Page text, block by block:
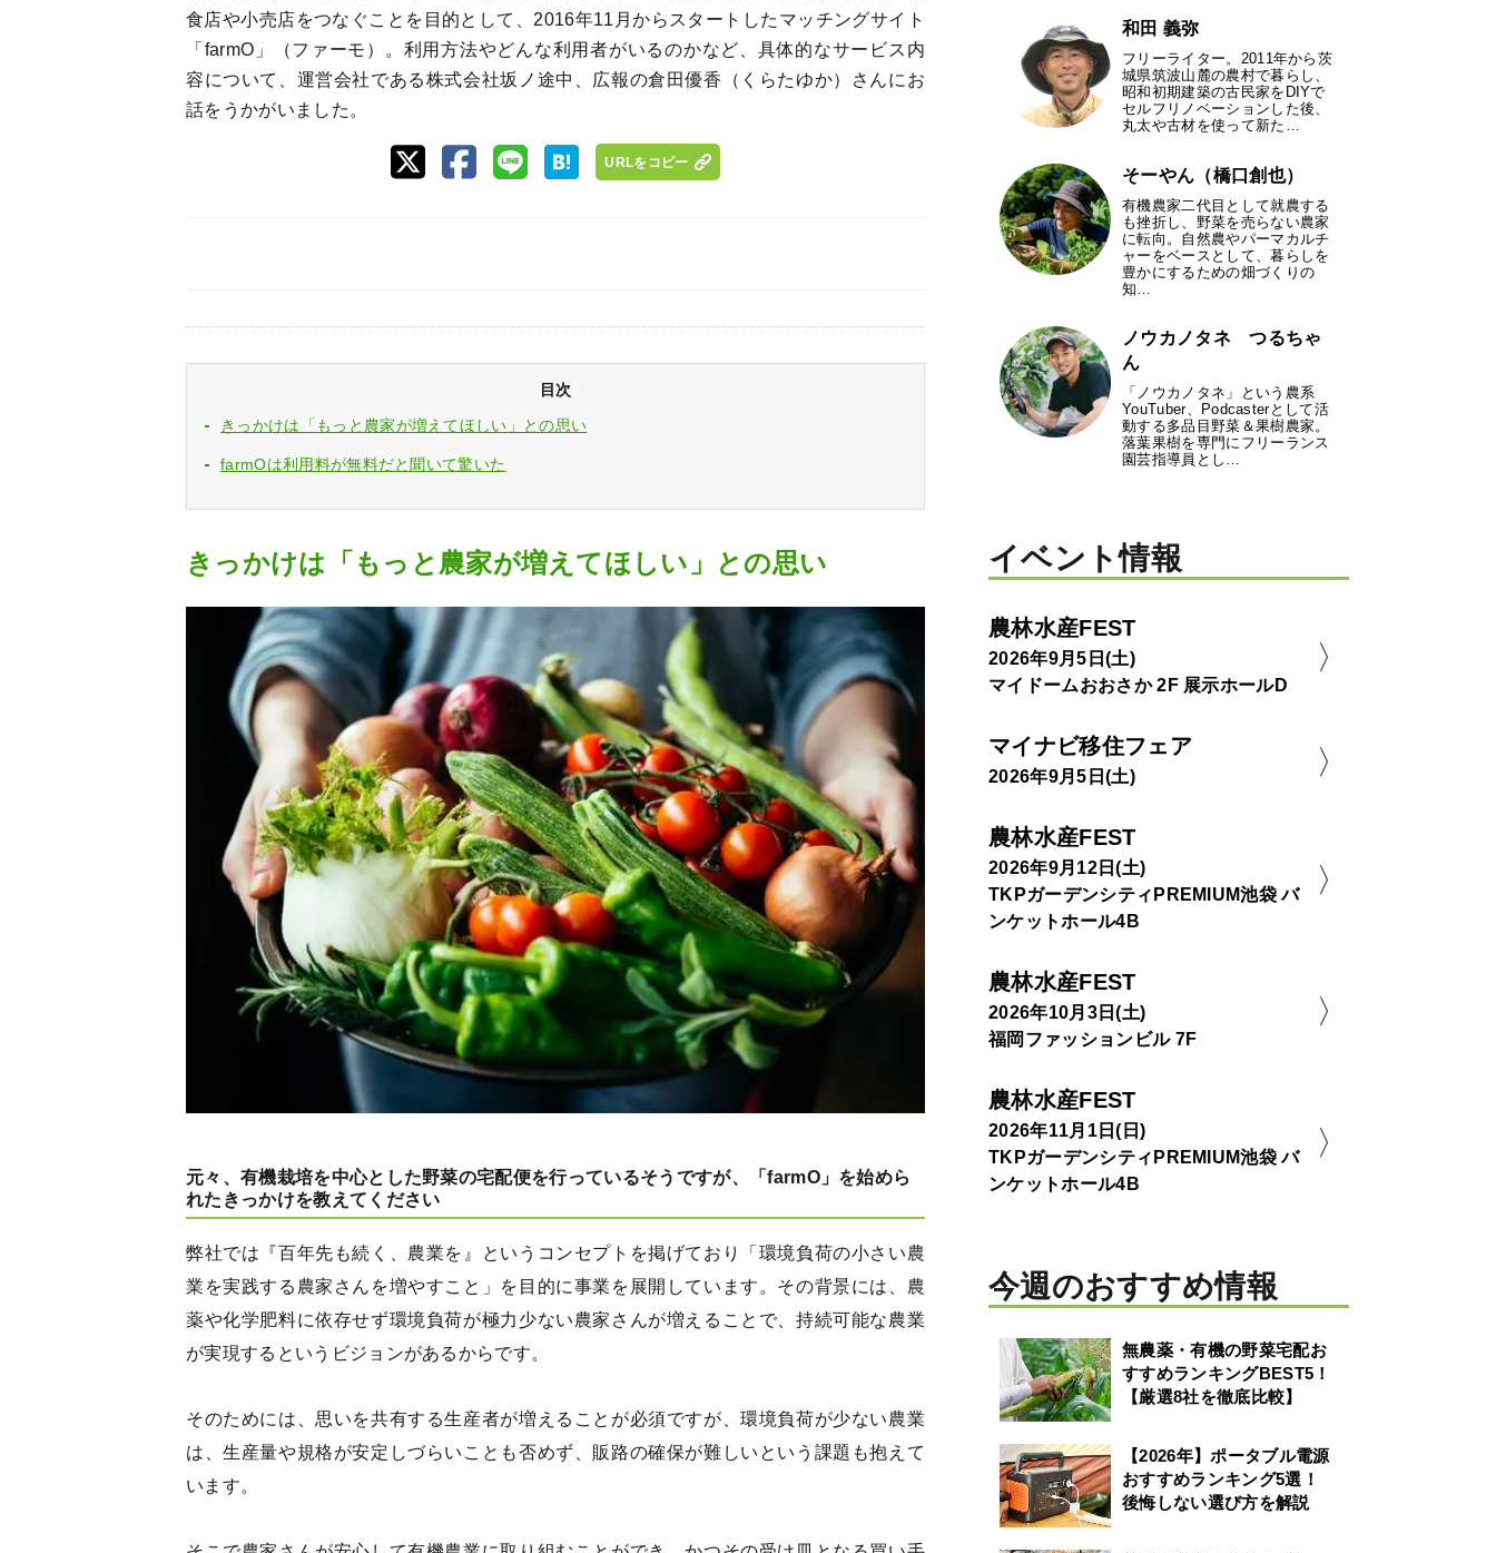
食店や小売店をつなぐことを目的として、2016年11月からスタートしたマッチングサイト
「farmO」（ファーモ）。利用方法やどんな利用者がいるのかなど、具体的なサービス内
容について、運営会社である株式会社坂ノ途中、広報の倉田優香（くらたゆか）さんにお
話をうかがいました。
URLをコピー
目次
きっかけは「もっと農家が増えてほしい」との思い
farmOは利用料が無料だと聞いて驚いた
きっかけは「もっと農家が増えてほしい」との思い
元々、有機栽培を中心とした野菜の宅配便を行っているそうですが、「farmO」を始めら
れたきっかけを教えてください
弊社では『百年先も続く、農業を』というコンセプトを掲げており「環境負荷の小さい農
業を実践する農家さんを増やすこと」を目的に事業を展開しています。その背景には、農
薬や化学肥料に依存せず環境負荷が極力少ない農家さんが増えることで、持続可能な農業
が実現するというビジョンがあるからです。
そのためには、思いを共有する生産者が増えることが必須ですが、環境負荷が少ない農業
は、生産量や規格が安定しづらいことも否めず、販路の確保が難しいという課題も抱えて
います。
和田 義弥
フリーライター。2011年から茨
城県筑波山麓の農村で暮らし、
昭和初期建築の古民家をDIYで
セルフリノベーションした後、
丸太や古材を使って新た…
そーやん（橋口創也）
有機農家二代目として就農する
も挫折し、野菜を売らない農家
に転向。自然農やパーマカルチ
ャーをベースとして、暮らしを
豊かにするための畑づくりの
知…
ノウカノタネ つるちゃ
ん
「ノウカノタネ」という農系
YouTuber、Podcasterとして活
動する多品目野菜＆果樹農家。
落葉果樹を専門にフリーランス
園芸指導員とし…
イベント情報
農林水産FEST
2026年9月5日(土)
マイドームおおさか 2F 展示ホールD
マイナビ移住フェア
2026年9月5日(土)
農林水産FEST
2026年9月12日(土)
TKPガーデンシティPREMIUM池袋 バ
ンケットホール4B
農林水産FEST
2026年10月3日(土)
福岡ファッションビル 7F
農林水産FEST
2026年11月1日(日)
TKPガーデンシティPREMIUM池袋 バ
ンケットホール4B
今週のおすすめ情報
無農薬・有機の野菜宅配お
すすめランキングBEST5！
【厳選8社を徹底比較】
【2026年】ポータブル電源
おすすめランキング5選！
後悔しない選び方を解説